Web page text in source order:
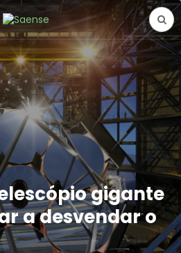
gigante
a desvendar o